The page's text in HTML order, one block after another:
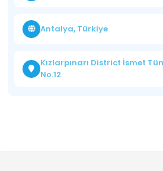
Antalya, Türkiye
Kızlarpınarı District İsmet
No.12